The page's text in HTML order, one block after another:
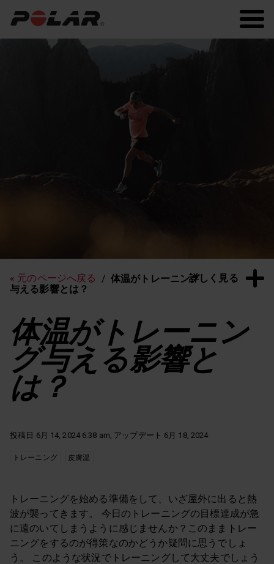
Polar Flow
詳しく見る
« 元のページへ戻る
体温がトレーニング
与える影響とは？
体温がトレーニン
グ与える影響と
は？
投稿日 6月 14, 2024 6:38 am, アップデート 6月 18, 2024
トレーニング 皮膚温
トレーニングを始める準備をして、いざ屋外に出ると熱
波が襲ってきます。 今日のトレーニングの目標達成が急
に遠のいてしまうように感じませんか？このままトレー
ニングをするのが得策なのかどうか疑問に思うでしょ
う。 このような状況でトレーニングして大丈夫でしょう